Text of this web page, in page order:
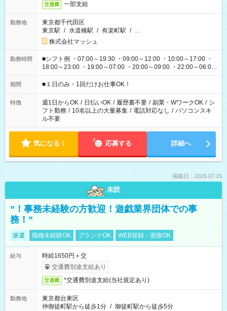
交通費 一部支給
勤務地
東京都千代田区
東京駅 / 水道橋駅 / 有楽町駅 / …
株式会社マッシュ
勤務時間
■シフト例 ・07:00～19:30 ・09:00～12:00 ・10:00～17:00 ・
18:00～23:00 ・19:00～07:00 ・20:00～09:00 ・22:00～06:00
etc ★最短で3時間で5,120円のお仕事から 15時間で2万円近く稼
げるお仕事も！ ご希望のお時間に合わせてご紹介！ ※シフトは
ください！
期間 ■１日のみ・1回だけお仕事OK！
特徴 週1日からOK / 日払いOK / 履歴書不要 / 副業・WワークOK / シ
フト勤務 / 10名以上の大量募集 / 電話対応なし / パソコンスキ
ル不要
気になる！ 応募する 詳細へ
掲載日：2026.07.15
未読
”！事務未経験の方歓迎！遊戯業界団体での事
務！”
派遣 職種未経験OK ブランクOK WEB登録・面接OK
給与
時給1650円＋交
交通費別途支給あり
交通費 *交通費別途支給(当社規定あり)
勤務地
東京都台東区
仲御徒町駅から徒歩1分 / 御徒町駅から徒歩5分